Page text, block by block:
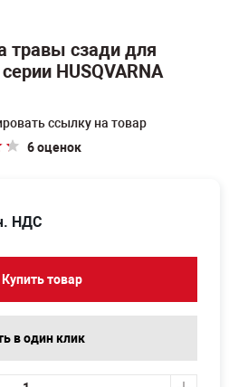
травы сзади для
HUSQVARNA
6 оценок
НДС
Купить товар
в один клик